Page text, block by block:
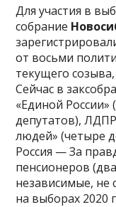
Для участия в
собрание
от восьми
текущего
Сейчас в
«Единой России»
депутатов),
людей» (четыре
Россия — За
пенсионеров
независимые, не
на выборах 2020